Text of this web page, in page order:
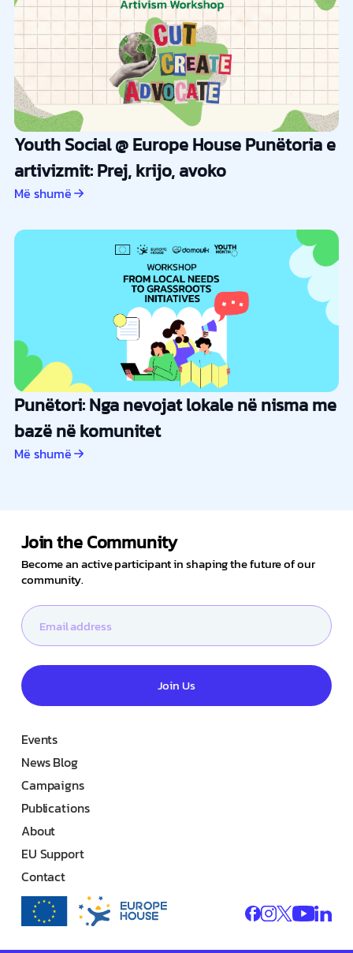
Youth Social @ Europe House Punëtoria e
artivizmit: Prej, krijo, avoko
Më shumë
Punëtori: Nga nevojat lokale në nisma me
bazë në komunitet
Më shumë
Join the Community
Become an active participant in shaping the future of our
community.
Join Us
Events
News Blog
Campaigns
Publications
About
EU Support
Contact